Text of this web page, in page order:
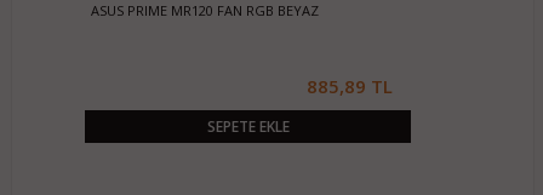
ASUS PRIME MR120 FAN RGB BEYAZ
885,89 TL
SEPETE EKLE